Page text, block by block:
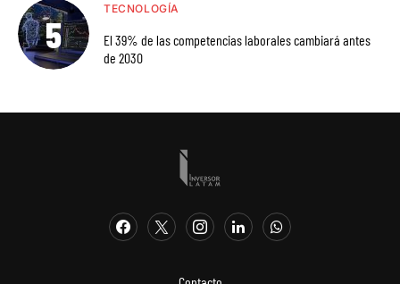
TECNOLOGÍA
El 39% de las competencias laborales cambiará antes
de 2030